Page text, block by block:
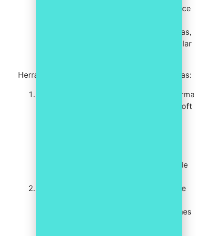
cualquier momento. La plataforma ofrece
herramientas de colaboración avanzadas,
lo que la convierte en una opción popular
Herramientas de gestión documental gratuitas:
es una plataforma
de colaboración empresarial de Microsoft
indexación avanzadas y herramientas de
es un software de
ofrece una amplia variedad de soluciones